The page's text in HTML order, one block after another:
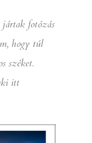
jártak fotózás
hogy túl
széket.
itt